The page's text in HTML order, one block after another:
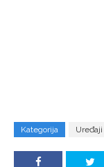
Kategorija Uređaji